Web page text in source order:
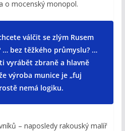
o mocenský monopol.
válčit se zlým Rusem
… bez těžkého průmyslu? …
vyrábět zbraně a hlavně
výroba munice je „fuj
nemá logiku.
– naposledy rakouský malíř